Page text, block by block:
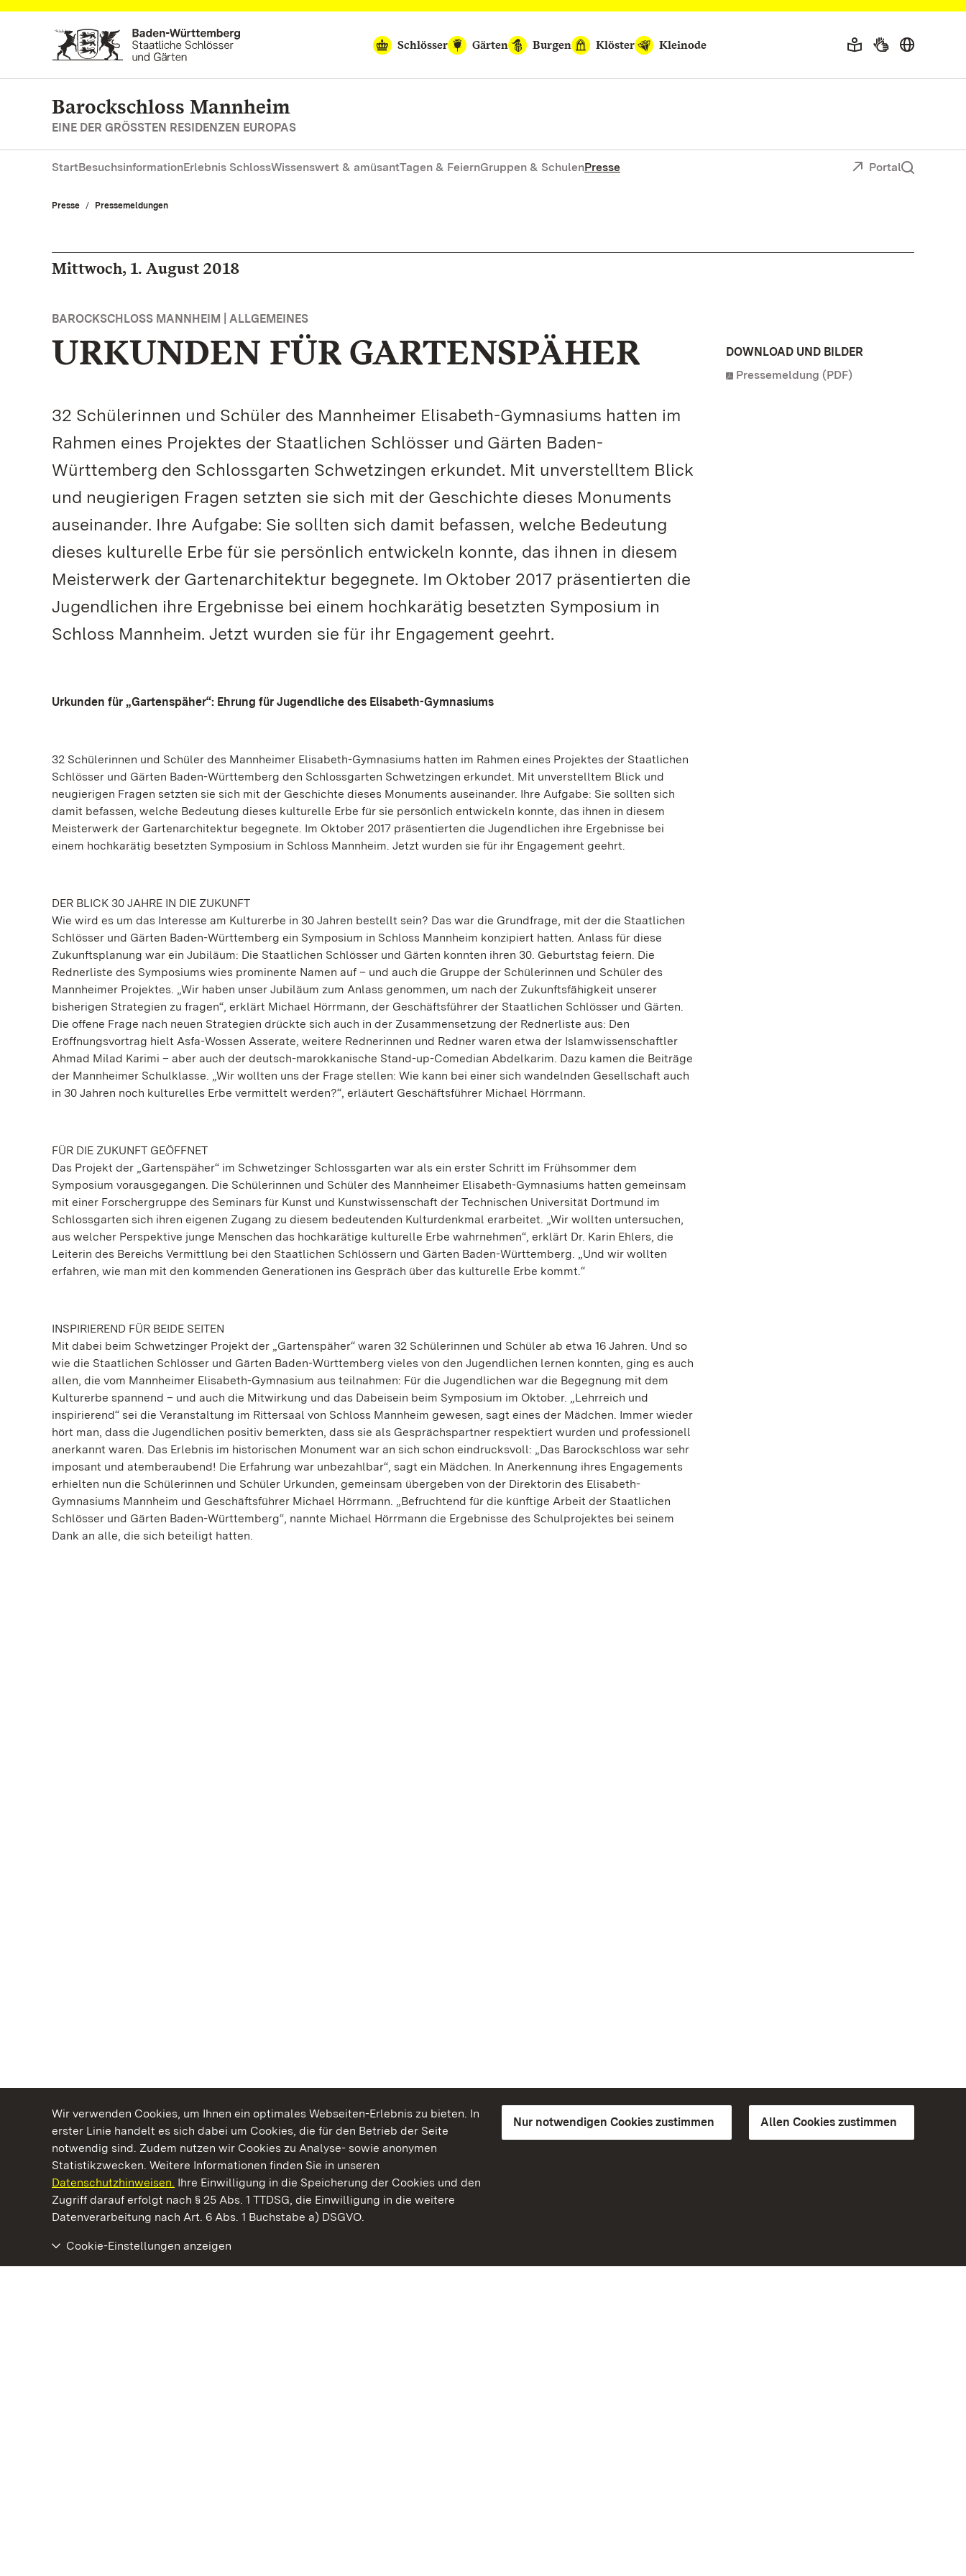
Wir verwenden Cookies, um Ihnen ein optimales Webseiten-Erlebnis zu bieten. In
erster Linie handelt es sich dabei um Cookies, die für den Betrieb der Seite
notwendig sind. Zudem nutzen wir Cookies zu Analyse- sowie anonymen
Statistikzwecken. Weitere Informationen finden Sie in unseren
Datenschutzhinweisen. Ihre Einwilligung in die Speicherung der Cookies und den
Zugriff darauf erfolgt nach § 25 Abs. 1 TTDSG, die Einwilligung in die weitere
Datenverarbeitung nach Art. 6 Abs. 1 Buchstabe a) DSGVO.
Nur notwendigen Cookies zustimmen Allen Cookies zustimmen
Cookie-Einstellungen anzeigen
Zum Hauptinhalt springen
Schlösser
Gärten Burgen Klöster Kleinode
Barockschloss Mannheim
EINE DER GRÖSSTEN RESIDENZEN EUROPAS
StartBesuchsinformationErlebnis SchlossWissenswert & amüsantTagen & FeiernGruppen & SchulenPresse Portal
Presse Pressemeldungen
Mittwoch, 1. August 2018
BAROCKSCHLOSS MANNHEIM | ALLGEMEINES
URKUNDEN FÜR GARTENSPÄHER
32 Schülerinnen und Schüler des Mannheimer Elisabeth-Gymnasiums hatten im
Rahmen eines Projektes der Staatlichen Schlösser und Gärten Baden-
Württemberg den Schlossgarten Schwetzingen erkundet. Mit unverstelltem Blick
und neugierigen Fragen setzten sie sich mit der Geschichte dieses Monuments
auseinander. Ihre Aufgabe: Sie sollten sich damit befassen, welche Bedeutung
dieses kulturelle Erbe für sie persönlich entwickeln konnte, das ihnen in diesem
Meisterwerk der Gartenarchitektur begegnete. Im Oktober 2017 präsentierten die
Jugendlichen ihre Ergebnisse bei einem hochkarätig besetzten Symposium in
Schloss Mannheim. Jetzt wurden sie für ihr Engagement geehrt.
Urkunden für „Gartenspäher“: Ehrung für Jugendliche des Elisabeth-Gymnasiums
32 Schülerinnen und Schüler des Mannheimer Elisabeth-Gymnasiums hatten im Rahmen eines Projektes der Staatlichen
Schlösser und Gärten Baden-Württemberg den Schlossgarten Schwetzingen erkundet. Mit unverstelltem Blick und
neugierigen Fragen setzten sie sich mit der Geschichte dieses Monuments auseinander. Ihre Aufgabe: Sie sollten sich
damit befassen, welche Bedeutung dieses kulturelle Erbe für sie persönlich entwickeln konnte, das ihnen in diesem
Meisterwerk der Gartenarchitektur begegnete. Im Oktober 2017 präsentierten die Jugendlichen ihre Ergebnisse bei
einem hochkarätig besetzten Symposium in Schloss Mannheim. Jetzt wurden sie für ihr Engagement geehrt.
DER BLICK 30 JAHRE IN DIE ZUKUNFT
Wie wird es um das Interesse am Kulturerbe in 30 Jahren bestellt sein? Das war die Grundfrage, mit der die Staatlichen
Schlösser und Gärten Baden-Württemberg ein Symposium in Schloss Mannheim konzipiert hatten. Anlass für diese
Zukunftsplanung war ein Jubiläum: Die Staatlichen Schlösser und Gärten konnten ihren 30. Geburtstag feiern. Die
Rednerliste des Symposiums wies prominente Namen auf – und auch die Gruppe der Schülerinnen und Schüler des
Mannheimer Projektes. „Wir haben unser Jubiläum zum Anlass genommen, um nach der Zukunftsfähigkeit unserer
bisherigen Strategien zu fragen“, erklärt Michael Hörrmann, der Geschäftsführer der Staatlichen Schlösser und Gärten.
Die offene Frage nach neuen Strategien drückte sich auch in der Zusammensetzung der Rednerliste aus: Den
Eröffnungsvortrag hielt Asfa-Wossen Asserate, weitere Rednerinnen und Redner waren etwa der Islamwissenschaftler
Ahmad Milad Karimi – aber auch der deutsch-marokkanische Stand-up-Comedian Abdelkarim. Dazu kamen die Beiträge
der Mannheimer Schulklasse. „Wir wollten uns der Frage stellen: Wie kann bei einer sich wandelnden Gesellschaft auch
in 30 Jahren noch kulturelles Erbe vermittelt werden?“, erläutert Geschäftsführer Michael Hörrmann.
FÜR DIE ZUKUNFT GEÖFFNET
Das Projekt der „Gartenspäher“ im Schwetzinger Schlossgarten war als ein erster Schritt im Frühsommer dem
Symposium vorausgegangen. Die Schülerinnen und Schüler des Mannheimer Elisabeth-Gymnasiums hatten gemeinsam
mit einer Forschergruppe des Seminars für Kunst und Kunstwissenschaft der Technischen Universität Dortmund im
Schlossgarten sich ihren eigenen Zugang zu diesem bedeutenden Kulturdenkmal erarbeitet. „Wir wollten untersuchen,
aus welcher Perspektive junge Menschen das hochkarätige kulturelle Erbe wahrnehmen“, erklärt Dr. Karin Ehlers, die
Leiterin des Bereichs Vermittlung bei den Staatlichen Schlössern und Gärten Baden-Württemberg. „Und wir wollten
erfahren, wie man mit den kommenden Generationen ins Gespräch über das kulturelle Erbe kommt.“
INSPIRIEREND FÜR BEIDE SEITEN
Mit dabei beim Schwetzinger Projekt der „Gartenspäher“ waren 32 Schülerinnen und Schüler ab etwa 16 Jahren. Und so
wie die Staatlichen Schlösser und Gärten Baden-Württemberg vieles von den Jugendlichen lernen konnten, ging es auch
allen, die vom Mannheimer Elisabeth-Gymnasium aus teilnahmen: Für die Jugendlichen war die Begegnung mit dem
Kulturerbe spannend – und auch die Mitwirkung und das Dabeisein beim Symposium im Oktober. „Lehrreich und
inspirierend“ sei die Veranstaltung im Rittersaal von Schloss Mannheim gewesen, sagt eines der Mädchen. Immer wieder
hört man, dass die Jugendlichen positiv bemerkten, dass sie als Gesprächspartner respektiert wurden und professionell
anerkannt waren. Das Erlebnis im historischen Monument war an sich schon eindrucksvoll: „Das Barockschloss war sehr
imposant und atemberaubend! Die Erfahrung war unbezahlbar“, sagt ein Mädchen. In Anerkennung ihres Engagements
erhielten nun die Schülerinnen und Schüler Urkunden, gemeinsam übergeben von der Direktorin des Elisabeth-
Gymnasiums Mannheim und Geschäftsführer Michael Hörrmann. „Befruchtend für die künftige Arbeit der Staatlichen
Schlösser und Gärten Baden-Württemberg“, nannte Michael Hörrmann die Ergebnisse des Schulprojektes bei seinem
Dank an alle, die sich beteiligt hatten.
DOWNLOAD UND BILDER
Pressemeldung (PDF)
Kommen. Staunen. Genießen.